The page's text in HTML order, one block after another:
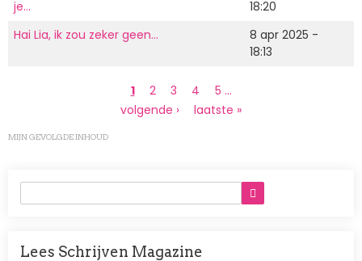
je…
18:20
Hai Lia, ik zou zeker geen…
8 apr 2025 -
18:13
Huidige
pagina
1 Page
2 Page
3 Page
4 Page
5 …
Volgende
volgende ›
Laatste
laatste »
MIJN GEVOLGDE INHOUD
Lees Schrijven Magazine